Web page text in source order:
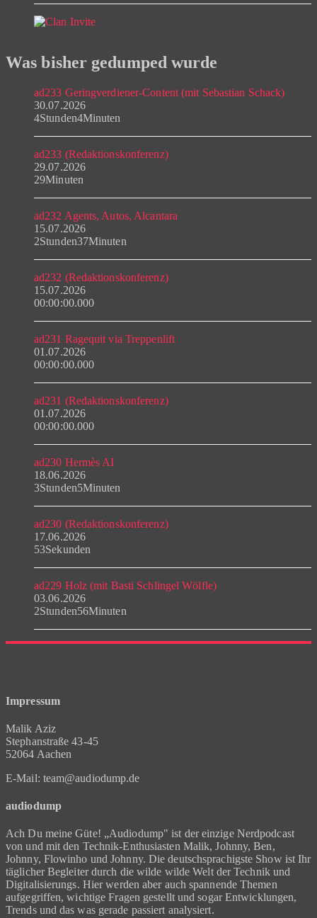
Was bisher gedumped wurde
ad233 Geringverdiener-Content (mit Sebastian Schack)
30.07.2026
4Stunden4Minuten
ad233 (Redaktionskonferenz)
29.07.2026
29Minuten
ad232 Agents, Autos, Alcantara
15.07.2026
2Stunden37Minuten
ad232 (Redaktionskonferenz)
15.07.2026
00:00:00.000
ad231 Ragequit via Treppenlift
01.07.2026
00:00:00.000
ad231 (Redaktionskonferenz)
01.07.2026
00:00:00.000
ad230 Hermès AI
18.06.2026
3Stunden5Minuten
ad230 (Redaktionskonferenz)
17.06.2026
53Sekunden
ad229 Holz (mit Basti Schlingel Wölfle)
03.06.2026
2Stunden56Minuten
Impressum
Malik Aziz
Stephanstraße 43-45
52064 Aachen
E-Mail: team@audiodump.de
audiodump
Ach Du meine Güte! „Audiodump" ist der einzige Nerdpodcast
von und mit den Technik-Enthusiasten Malik, Johnny, Ben,
Johnny, Flowinho und Johnny. Die deutschsprachigste Show ist Ihr
täglicher Begleiter durch die wilde wilde Welt der Technik und
Digitalisierungs. Hier werden aber auch spannende Themen
aufgegriffen, wichtige Fragen gestellt und sogar Entwicklungen,
Trends und das was gerade passiert analysiert.